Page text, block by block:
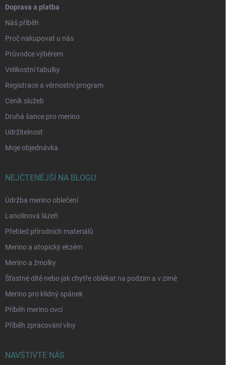
Doprava a platba
Náš příběh
Proč nakupovat u nás
Průvodce výběrem
Velikostní tabulky
Registrace a věrnostní program
Ceník služeb
Druhá šance pro merino
Udržitelnost
Moje objednávka
NEJČTENĚJŠÍ NA BLOGU
Údržba merino oblečení
Lanolinová lázeň
Přehled přírodních materiálů
Merino a atopický ekzém
Merino a žmolky
Šťastné dítě nebo jak chytře oblékat na podzim a v zimě
Merino pro klidný spánek
Příběh merino ovcí
Příběh zpracování vlny
NAVŠTIVTE NÁS